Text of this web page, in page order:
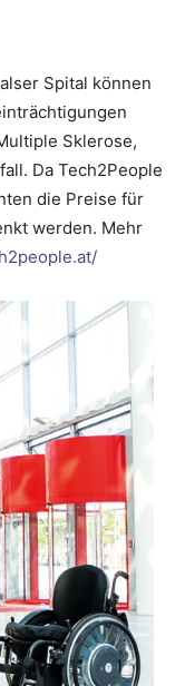
Spital können
Sklerose,
Da Tech2People
die Preise für
werden. Mehr